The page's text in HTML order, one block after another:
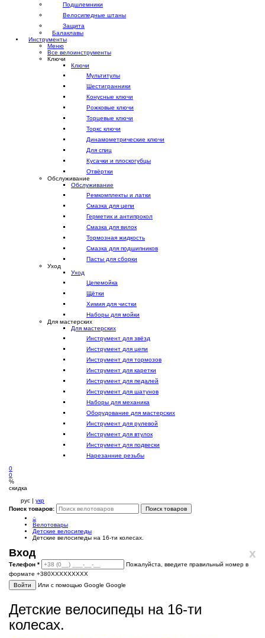
Подшлемники
Велосипедные штаны
Защита
Балаклавы
Инструменты
Меню
Все велоинструменты
Ключи
Ключи
Мультитулы
Шестигранники
Конусные ключи
Рожковые ключи
Торцевые ключи
Торкс ключи
Динамометрические ключи
Для спиц
Кусачки и плоскогубцы
Отвёртки
Обслуживание
Обслуживание
Ремкомплекты и латки
Смазка для цепи
Герметик и антипрокол
Смазка для вилок
Тормозная жидкость
Смазка для подшипников
Пасты для сборки
Уход
Уход
Цепемойка
Щётки
Химия для чистки
Наборы для мойки
Для мастерских
Для мастерских
Инструмент для звёзд
Инструмент для цепи
Инструмент для тормозов
Инструмент для каретки
Инструмент для педалей
Инструмент для шатунов
Наборы для механика
Оборудование для мастерских
Инструмент для рулевой
Инструмент для втулок
Инструмент для подвески
Нарезанние резьбы
0
0
%
скидка
рус | укр
Поиск товаров:
Поиск товаров
⌂
Велотовары
Детские велосипеды
Детские велосипеды на 16-ти колесах.
x
Вход
Телефон *
Пожалуйста, введите правильный номер в
формате +380XXXXXXXXX
Войти
Или с помощью Google Google
Детские велосипеды на 16-ти
колесах.